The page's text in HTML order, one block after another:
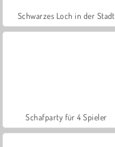
Schwarzes Loch in der Stadt
Schafparty für 4 Spieler